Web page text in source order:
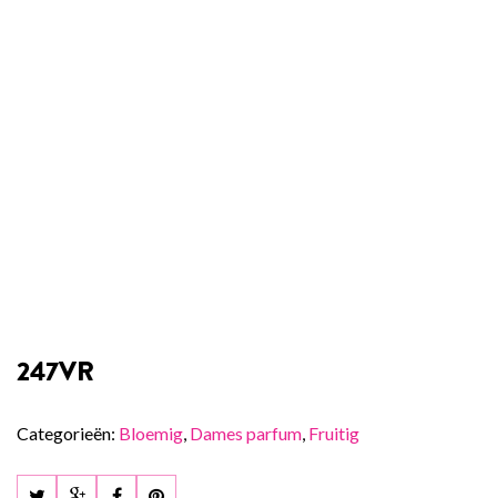
247VR
Categorieën: Bloemig, Dames parfum, Fruitig